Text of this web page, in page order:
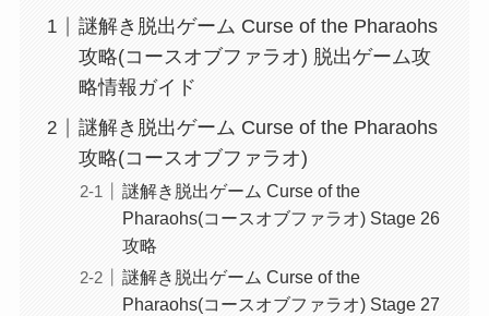
謎解き脱出ゲーム Curse of the Pharaohs
攻略(コースオブファラオ) 脱出ゲーム攻
略情報ガイド
謎解き脱出ゲーム Curse of the Pharaohs
攻略(コースオブファラオ)
謎解き脱出ゲーム Curse of the
Pharaohs(コースオブファラオ) Stage 26
攻略
謎解き脱出ゲーム Curse of the
Pharaohs(コースオブファラオ) Stage 27